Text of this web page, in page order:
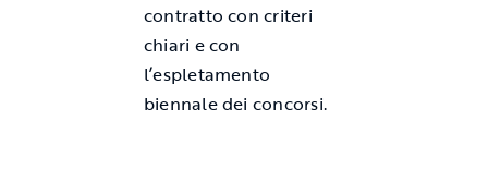
contratto con criteri
chiari e con
l’espletamento
biennale dei concorsi.